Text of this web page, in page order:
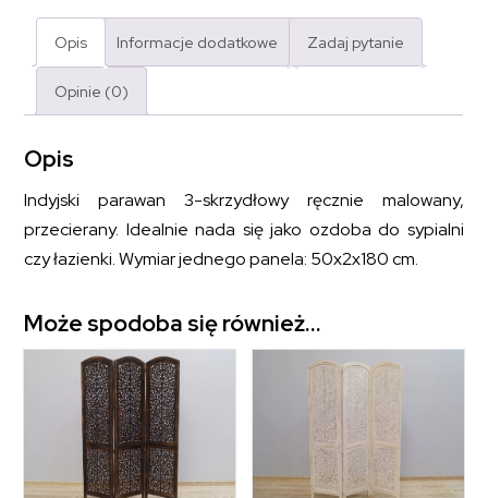
przecierany
malowany
Opis Informacje dodatkowe Zadaj pytanie
Opinie (0)
Opis
Indyjski parawan 3-skrzydłowy ręcznie malowany,
przecierany. Idealnie nada się jako ozdoba do sypialni
czy łazienki. Wymiar jednego panela: 50x2x180 cm.
Może spodoba się również…